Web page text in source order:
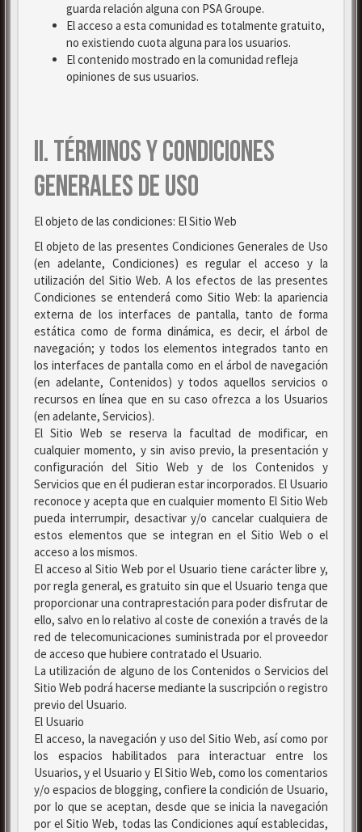
guarda relación alguna con PSA Groupe.
El acceso a esta comunidad es totalmente gratuito,
no existiendo cuota alguna para los usuarios.
El contenido mostrado en la comunidad refleja
opiniones de sus usuarios.
II. TÉRMINOS Y CONDICIONES
GENERALES DE USO
El objeto de las condiciones: El Sitio Web
El objeto de las presentes Condiciones Generales de Uso
(en adelante, Condiciones) es regular el acceso y la
utilización del Sitio Web. A los efectos de las presentes
Condiciones se entenderá como Sitio Web: la apariencia
externa de los interfaces de pantalla, tanto de forma
estática como de forma dinámica, es decir, el árbol de
navegación; y todos los elementos integrados tanto en
los interfaces de pantalla como en el árbol de navegación
(en adelante, Contenidos) y todos aquellos servicios o
recursos en línea que en su caso ofrezca a los Usuarios
(en adelante, Servicios).
El Sitio Web se reserva la facultad de modificar, en
cualquier momento, y sin aviso previo, la presentación y
configuración del Sitio Web y de los Contenidos y
Servicios que en él pudieran estar incorporados. El Usuario
reconoce y acepta que en cualquier momento El Sitio Web
pueda interrumpir, desactivar y/o cancelar cualquiera de
estos elementos que se integran en el Sitio Web o el
acceso a los mismos.
El acceso al Sitio Web por el Usuario tiene carácter libre y,
por regla general, es gratuito sin que el Usuario tenga que
proporcionar una contraprestación para poder disfrutar de
ello, salvo en lo relativo al coste de conexión a través de la
red de telecomunicaciones suministrada por el proveedor
de acceso que hubiere contratado el Usuario.
La utilización de alguno de los Contenidos o Servicios del
Sitio Web podrá hacerse mediante la suscripción o registro
previo del Usuario.
El Usuario
El acceso, la navegación y uso del Sitio Web, así como por
los espacios habilitados para interactuar entre los
Usuarios, y el Usuario y El Sitio Web, como los comentarios
y/o espacios de blogging, confiere la condición de Usuario,
por lo que se aceptan, desde que se inicia la navegación
por el Sitio Web, todas las Condiciones aquí establecidas,